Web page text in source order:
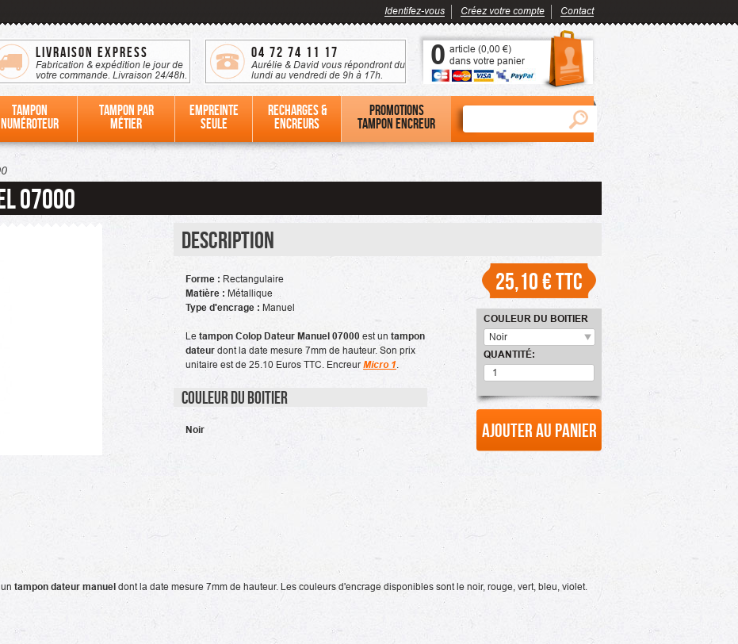
Identifez-vous Créez votre compte Contact
Livraison Express
Fabrication & expédition le jour de
votre commande. Livraison 24/48h.
04 72 74 11 17
Aurélie & David vous répondront du
lundi au vendredi de 9h à 17h.
0 article (0,00 €)
dans votre panier
Tampon
numéroteur
Tampon par
métier
Empreinte
seule
Recharges &
Encreurs
Promotions
tampon encreur
07000
Description
Forme : Rectangulaire
Matière : Métallique
Type d'encrage : Manuel
Le tampon Colop Dateur Manuel 07000 est un tampon
dateur dont la date mesure 7mm de hauteur. Son prix
unitaire est de 25.10 Euros TTC. Encreur Micro 1.
Couleur du boitier
Noir
25,10 €TTC
COULEUR DU BOITIER
Noir
QUANTITÉ:
Ajouter au panier
tampon dateur manuel dont la date mesure 7mm de hauteur. Les couleurs d'encrage disponibles sont le noir, rouge, vert, bleu, violet.